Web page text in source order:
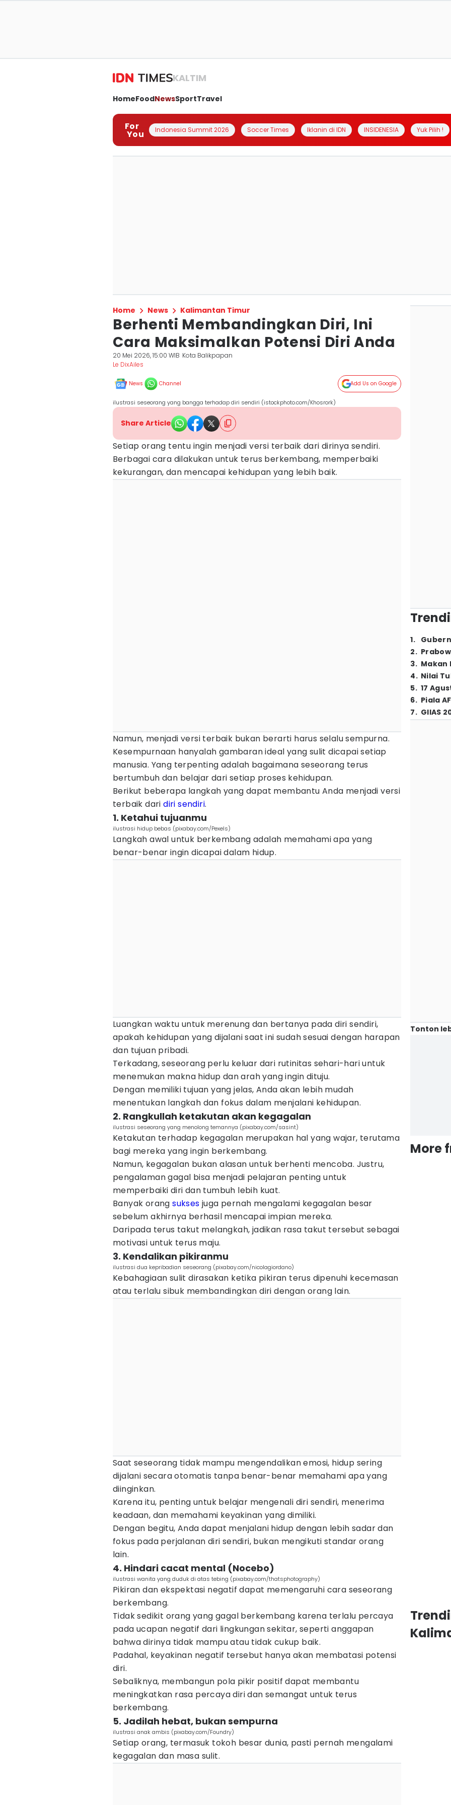
KALTIM
HomeFoodNewsSportTravel
For
You Indonesia Summit 2026 Soccer Times Iklanin di IDN INSIDENESIA Yuk Pilih !
Home News Kalimantan Timur
Berhenti Membandingkan Diri, Ini
Cara Maksimalkan Potensi Diri Anda
20 Mei 2026, 15:00 WIB Kota Balikpapan
Le DixAiles
News Channel Add Us on Google
ilustrasi seseorang yang bangga terhadap diri sendiri (istockphoto.com/Khosrork)
Share Article
Setiap orang tentu ingin menjadi versi terbaik dari dirinya sendiri.
Berbagai cara dilakukan untuk terus berkembang, memperbaiki
kekurangan, dan mencapai kehidupan yang lebih baik.
Namun, menjadi versi terbaik bukan berarti harus selalu sempurna.
Kesempurnaan hanyalah gambaran ideal yang sulit dicapai setiap
manusia. Yang terpenting adalah bagaimana seseorang terus
bertumbuh dan belajar dari setiap proses kehidupan.
Berikut beberapa langkah yang dapat membantu Anda menjadi versi
terbaik daridiri sendiri.
1. Ketahui tujuanmu
ilustrasi hidup bebas (pixabay.com/Pexels)
Langkah awal untuk berkembang adalah memahami apa yang
benar-benar ingin dicapai dalam hidup.
Luangkan waktu untuk merenung dan bertanya pada diri sendiri,
apakah kehidupan yang dijalani saat ini sudah sesuai dengan harapan
dan tujuan pribadi.
Terkadang, seseorang perlu keluar dari rutinitas sehari-hari untuk
menemukan makna hidup dan arah yang ingin dituju.
Dengan memiliki tujuan yang jelas, Anda akan lebih mudah
menentukan langkah dan fokus dalam menjalani kehidupan.
2. Rangkullah ketakutan akan kegagalan
ilustrasi seseorang yang menolong temannya (pixabay.com/sasint)
Ketakutan terhadap kegagalan merupakan hal yang wajar, terutama
bagi mereka yang ingin berkembang.
Namun, kegagalan bukan alasan untuk berhenti mencoba. Justru,
pengalaman gagal bisa menjadi pelajaran penting untuk
memperbaiki diri dan tumbuh lebih kuat.
Banyak orangsukses juga pernah mengalami kegagalan besar
sebelum akhirnya berhasil mencapai impian mereka.
Daripada terus takut melangkah, jadikan rasa takut tersebut sebagai
motivasi untuk terus maju.
3. Kendalikan pikiranmu
ilustrasi dua kepribadian seseorang (pixabay.com/nicolagiordano)
Kebahagiaan sulit dirasakan ketika pikiran terus dipenuhi kecemasan
atau terlalu sibuk membandingkan diri dengan orang lain.
Saat seseorang tidak mampu mengendalikan emosi, hidup sering
dijalani secara otomatis tanpa benar-benar memahami apa yang
diinginkan.
Karena itu, penting untuk belajar mengenali diri sendiri, menerima
keadaan, dan memahami keyakinan yang dimiliki.
Dengan begitu, Anda dapat menjalani hidup dengan lebih sadar dan
fokus pada perjalanan diri sendiri, bukan mengikuti standar orang
lain.
4. Hindari cacat mental (Nocebo)
ilustrasi wanita yang duduk di atas tebing (pixabay.com/thatsphotography)
Pikiran dan ekspektasi negatif dapat memengaruhi cara seseorang
berkembang.
Tidak sedikit orang yang gagal berkembang karena terlalu percaya
pada ucapan negatif dari lingkungan sekitar, seperti anggapan
bahwa dirinya tidak mampu atau tidak cukup baik.
Padahal, keyakinan negatif tersebut hanya akan membatasi potensi
diri.
Sebaliknya, membangun pola pikir positif dapat membantu
meningkatkan rasa percaya diri dan semangat untuk terus
berkembang.
5. Jadilah hebat, bukan sempurna
ilustrasi anak ambis (pixabay.com/Foundry)
Setiap orang, termasuk tokoh besar dunia, pasti pernah mengalami
kegagalan dan masa sulit.
1.
2.
3. Makan
4. Nilai
5. 17
6. Piala
7. GIIAS
Tonton
More